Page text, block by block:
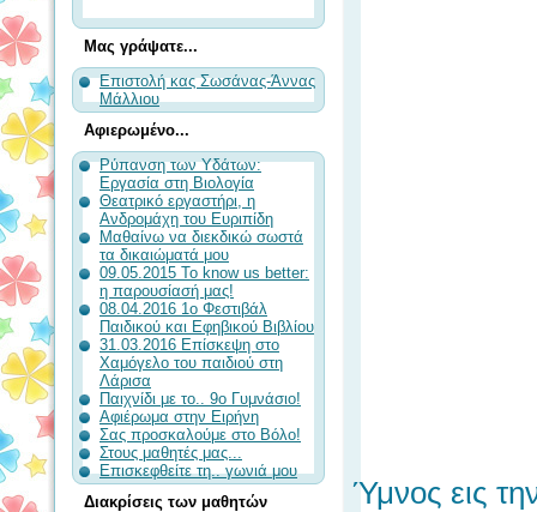
Μας γράψατε...
Επιστολή κας Σωσάνας-Άννας
Μάλλιου
Αφιερωμένο...
Ρύπανση των Υδάτων:
Εργασία στη Βιολογία
Θεατρικό εργαστήρι, η
Ανδρομάχη του Ευριπίδη
Μαθαίνω να διεκδικώ σωστά
τα δικαιώματά μου
09.05.2015 To know us better:
η παρουσίασή μας!
08.04.2016 1ο Φεστιβάλ
Παιδικού και Εφηβικού Βιβλίου
31.03.2016 Επίσκεψη στο
Χαμόγελο του παιδιού στη
Λάρισα
Παιχνίδι με το.. 9ο Γυμνάσιο!
Αφιέρωμα στην Ειρήνη
Σας προσκαλούμε στο Βόλο!
Στους μαθητές μας...
Επισκεφθείτε τη.. γωνιά μου
Διακρίσεις των μαθητών
Ύμνος εις